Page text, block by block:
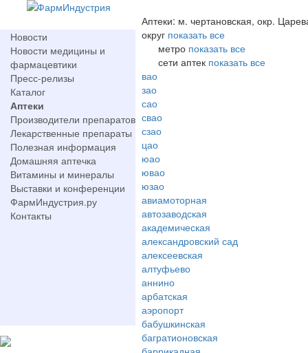
Новости
Новости медицины и
фармацевтики
Пресс-релизы
Каталог
Аптеки
Производители препаратов
Лекарственные препараты
Полезная информация
Домашняя аптечка
Витамины и минералы
Выставки и конференции
ФармИндустрия.ру
Контакты
Аптеки: м. чертановская, окр.
округ показать все
метро показать все
сети аптек показать все
вао
зао
сао
свао
сзао
цао
юао
ювао
юзао
авиамоторная
автозаводская
академическая
александровский сад
алексеевская
алтуфьево
аннино
арбатская
аэропорт
бабушкинская
багратионовская